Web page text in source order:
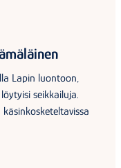
Lapin luontoon,
seikkailuja.